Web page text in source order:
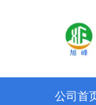
公司首